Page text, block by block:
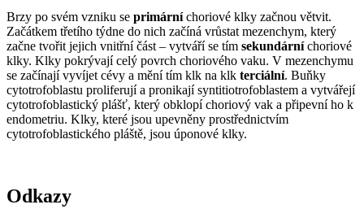
Brzy po svém vzniku se primárníchoriové klky začnou větvit.
Začátkem třetího týdne do nich začíná vrůstat mezenchym, který
začne tvořit jejich vnitřní část – vytváří se tím sekundárníchoriové
klky. Klky pokrývají celý povrch choriového vaku. V mezenchymu
se začínají vyvíjet cévy a mění tím klk na klk terciální. Buňky
cytotrofoblastu proliferují a pronikají syntitiotrofoblastem a vytvářejí
cytotrofoblastický plášť, který obklopí choriový vak a připevní ho k
endometriu. Klky, které jsou upevněny prostřednictvím
cytotrofoblastického pláště, jsou úponové klky.
Odkazy